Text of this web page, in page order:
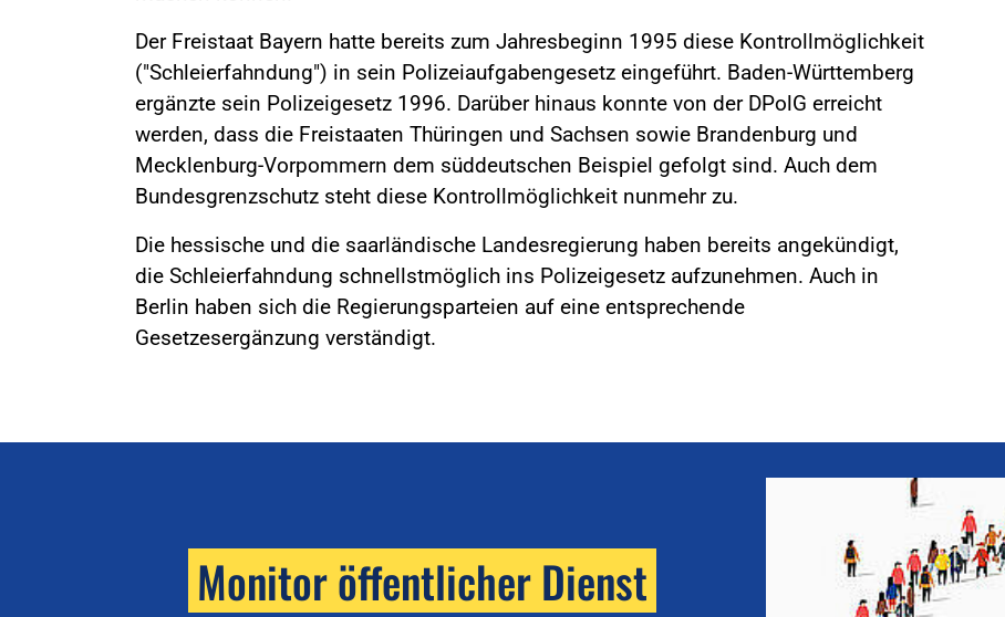
Der Freistaat Bayern hatte bereits zum Jahresbeginn 1995 diese Kontrollmöglichkeit
("Schleierfahndung") in sein Polizeiaufgabengesetz eingeführt. Baden-Württemberg
ergänzte sein Polizeigesetz 1996. Darüber hinaus konnte von der DPolG erreicht
werden, dass die Freistaaten Thüringen und Sachsen sowie Brandenburg und
Mecklenburg-Vorpommern dem süddeutschen Beispiel gefolgt sind. Auch dem
Bundesgrenzschutz steht diese Kontrollmöglichkeit nunmehr zu.
Die hessische und die saarländische Landesregierung haben bereits angekündigt,
die Schleierfahndung schnellstmöglich ins Polizeigesetz aufzunehmen. Auch in
Berlin haben sich die Regierungsparteien auf eine entsprechende
Gesetzesergänzung verständigt.
Monitor öffentlicher Dienst